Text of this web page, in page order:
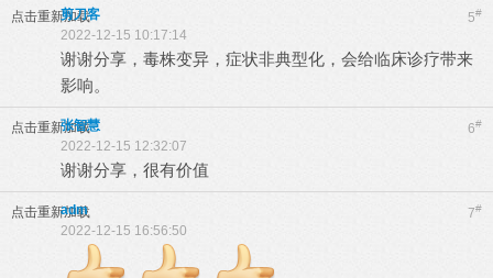
点击重新加载 5#
剪刀客
2022-12-15 10:17:14
谢谢分享，毒株变异，症状非典型化，会给临床诊疗带来
影响。
点击重新加载 6#
张智慧
2022-12-15 12:32:07
谢谢分享，很有价值
点击重新加载 7#
adm
2022-12-15 16:56:50